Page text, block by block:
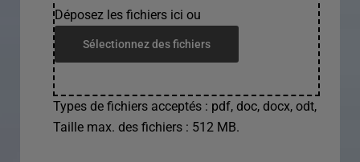
Déposez les fichiers ici ou
Sélectionnez des fichiers
Types de fichiers acceptés : pdf, doc, docx, odt,
Taille max. des fichiers : 512 MB.